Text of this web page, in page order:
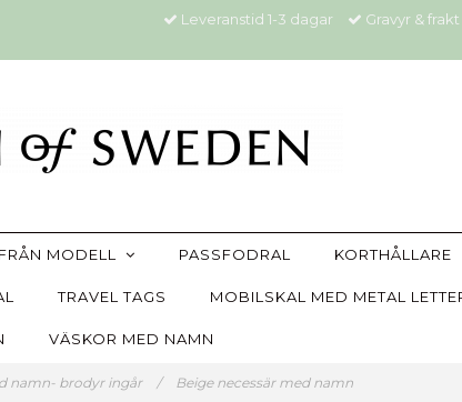
Leveranstid 1-3 dagar Gravyr &
MODELL PASSFODRAL KORTHÅLLARE
TRAVEL TAGS MOBILSKAL MED METAL
VÄSKOR MED NAMN
namn- brodyr ingår / Beige necessär med namn